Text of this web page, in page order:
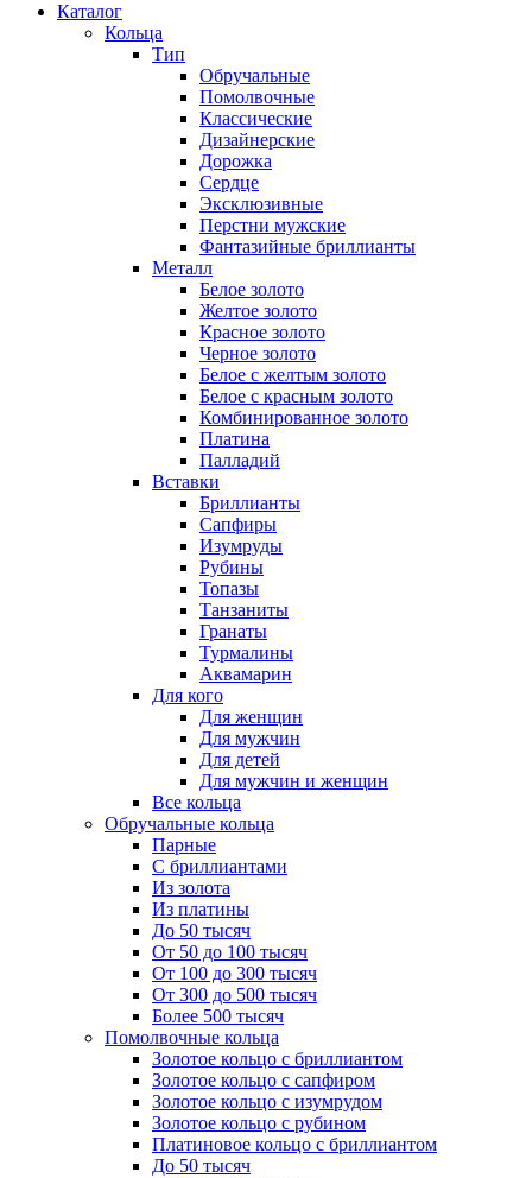
Каталог
Кольца
Тип
Обручальные
Помолвочные
Классические
Дизайнерские
Дорожка
Сердце
Эксклюзивные
Перстни мужские
Фантазийные бриллианты
Металл
Белое золото
Желтое золото
Красное золото
Черное золото
Белое с желтым золото
Белое с красным золото
Комбинированное золото
Платина
Палладий
Вставки
Бриллианты
Сапфиры
Изумруды
Рубины
Топазы
Танзаниты
Гранаты
Турмалины
Аквамарин
Для кого
Для женщин
Для мужчин
Для детей
Для мужчин и женщин
Все кольца
Обручальные кольца
Парные
С бриллиантами
Из золота
Из платины
До 50 тысяч
От 50 до 100 тысяч
От 100 до 300 тысяч
От 300 до 500 тысяч
Более 500 тысяч
Помолвочные кольца
Золотое кольцо с бриллиантом
Золотое кольцо с сапфиром
Золотое кольцо с изумрудом
Золотое кольцо с рубином
Платиновое кольцо с бриллиантом
До 50 тысяч